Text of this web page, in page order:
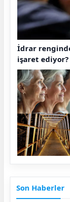
İdrar
işaret ediyor?
Son Haberler